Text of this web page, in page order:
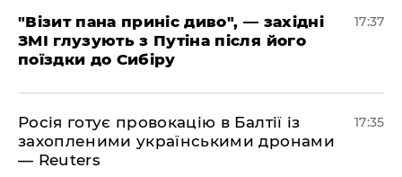
"Візит пана приніс диво", — західні
ЗМІ глузують з Путіна після його
поїздки до Сибіру
17:37
Росія готує провокацію в Балтії із
захопленими українськими дронами
— Reuters
17:35